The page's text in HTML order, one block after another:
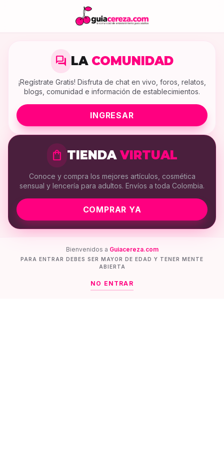
forum LA COMUNIDAD
¡Regístrate Gratis! Disfruta de chat en vivo, foros, relatos,
blogs, comunidad e información de establecimientos.
INGRESAR
shopping_bag TIENDAVIRTUAL
Conoce y compra los mejores artículos, cosmética
sensual y lencería para adultos. Envíos a toda Colombia.
COMPRAR YA
Bienvenidos a Guiacereza.com
PARA ENTRAR DEBES SER MAYOR DE EDAD Y TENER MENTE
ABIERTA
NO ENTRAR